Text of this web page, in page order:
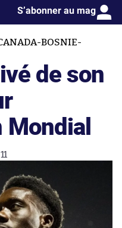
S’abonner au mag
BOSNIE-
de son
Mondial
11